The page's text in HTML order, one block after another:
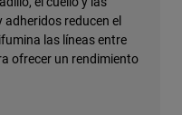
reducen el
las líneas entre
ofrecer un rendimiento